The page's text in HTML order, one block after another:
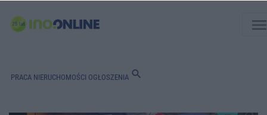
PRACA NIERUCHOMOŚCI OGŁOSZENIA search